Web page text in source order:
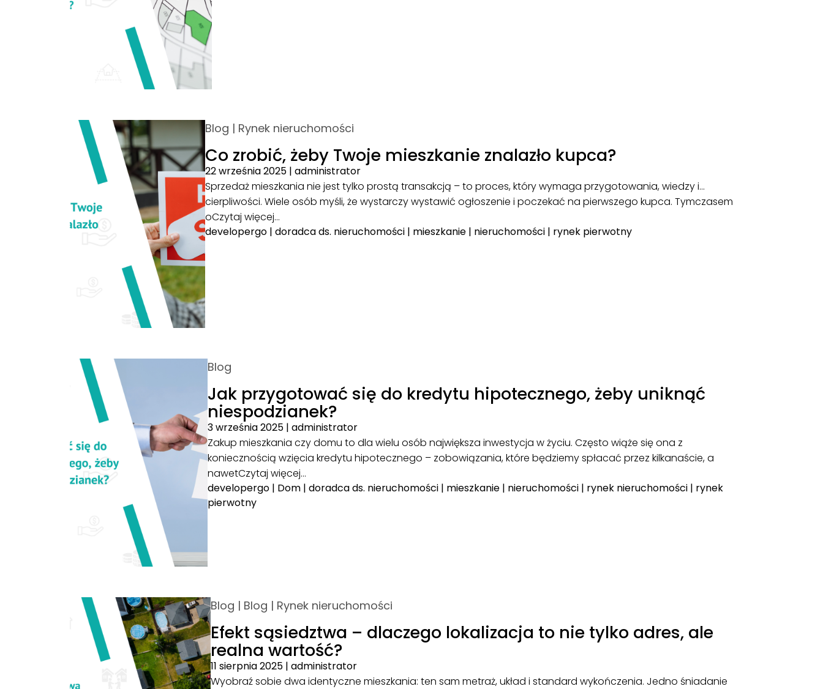
Blog | Rynek nieruchomości
Co zrobić, żeby Twoje mieszkanie znalazło kupca?
22 września 2025| administrator
Sprzedaż mieszkania nie jest tylko prostą transakcją – to proces, który wymaga przygotowania, wiedzy i…
cierpliwości. Wiele osób myśli, że wystarczy wystawić ogłoszenie i poczekać na pierwszego kupca. Tymczasem
oCzytaj więcej…
developergo| doradca ds. nieruchomości| mieszkanie| nieruchomości| rynek pierwotny
Blog
Jak przygotować się do kredytu hipotecznego, żeby uniknąć
niespodzianek?
3 września 2025| administrator
Zakup mieszkania czy domu to dla wielu osób największa inwestycja w życiu. Często wiąże się ona z
koniecznością wzięcia kredytu hipotecznego – zobowiązania, które będziemy spłacać przez kilkanaście, a
nawetCzytaj więcej…
developergo| Dom| doradca ds. nieruchomości| mieszkanie| nieruchomości| rynek nieruchomości| rynek
pierwotny
Blog | Blog | Rynek nieruchomości
Efekt sąsiedztwa – dlaczego lokalizacja to nie tylko adres, ale
realna wartość?
11 sierpnia 2025| administrator
Wyobraź sobie dwa identyczne mieszkania: ten sam metraż, układ i standard wykończenia. Jedno śniadanie